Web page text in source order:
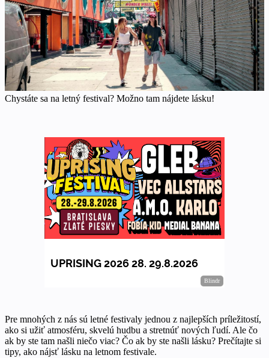
Chystáte sa na letný festival? Možno tam nájdete lásku!
Pre mnohých z nás sú letné festivaly jednou z najlepších príležitostí,
ako si užiť atmosféru, skvelú hudbu a stretnúť nových ľudí. Ale čo
ak by ste tam našli niečo viac? Čo ak by ste našli lásku? Prečítajte si
tipy, ako nájsť lásku na letnom festivale.